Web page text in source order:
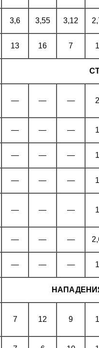
3,6 3,55 3,12
13 16 7
— — —
— — —
— — —
— — —
— — —
— — —
— — —
7 12 9